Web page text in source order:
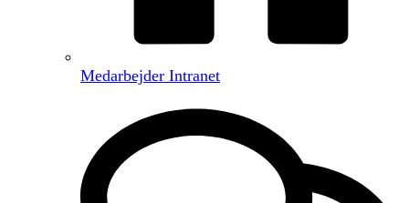
Medarbejder Intranet